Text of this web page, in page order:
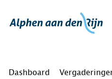
van deze pagina
Dashboard